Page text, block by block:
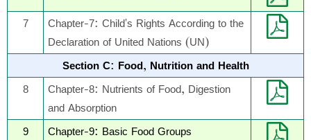
7
Chapter-7: Child's Rights According to the
Declaration of United Nations (UN)
Section C: Food, Nutrition and Health
8
Chapter-8: Nutrients of Food, Digestion
and Absorption
9
Chapter-9: Basic Food Groups